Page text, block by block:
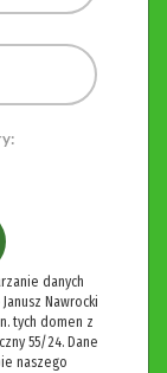
danych
Nawrocki
tych domen z
55/24. Dane
naszego